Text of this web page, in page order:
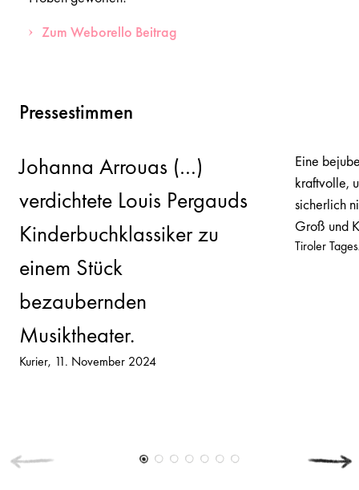
Zum Weborello Beitrag
Pressestimmen
Johanna Arrouas (…)
verdichtete Louis Pergauds
Kinderbuchklassiker zu
einem Stück
bezaubernden
Musiktheater.
Kurier 11. November 2024
Eine
kraftvolle,
sicherlich
Groß und
Tiroler